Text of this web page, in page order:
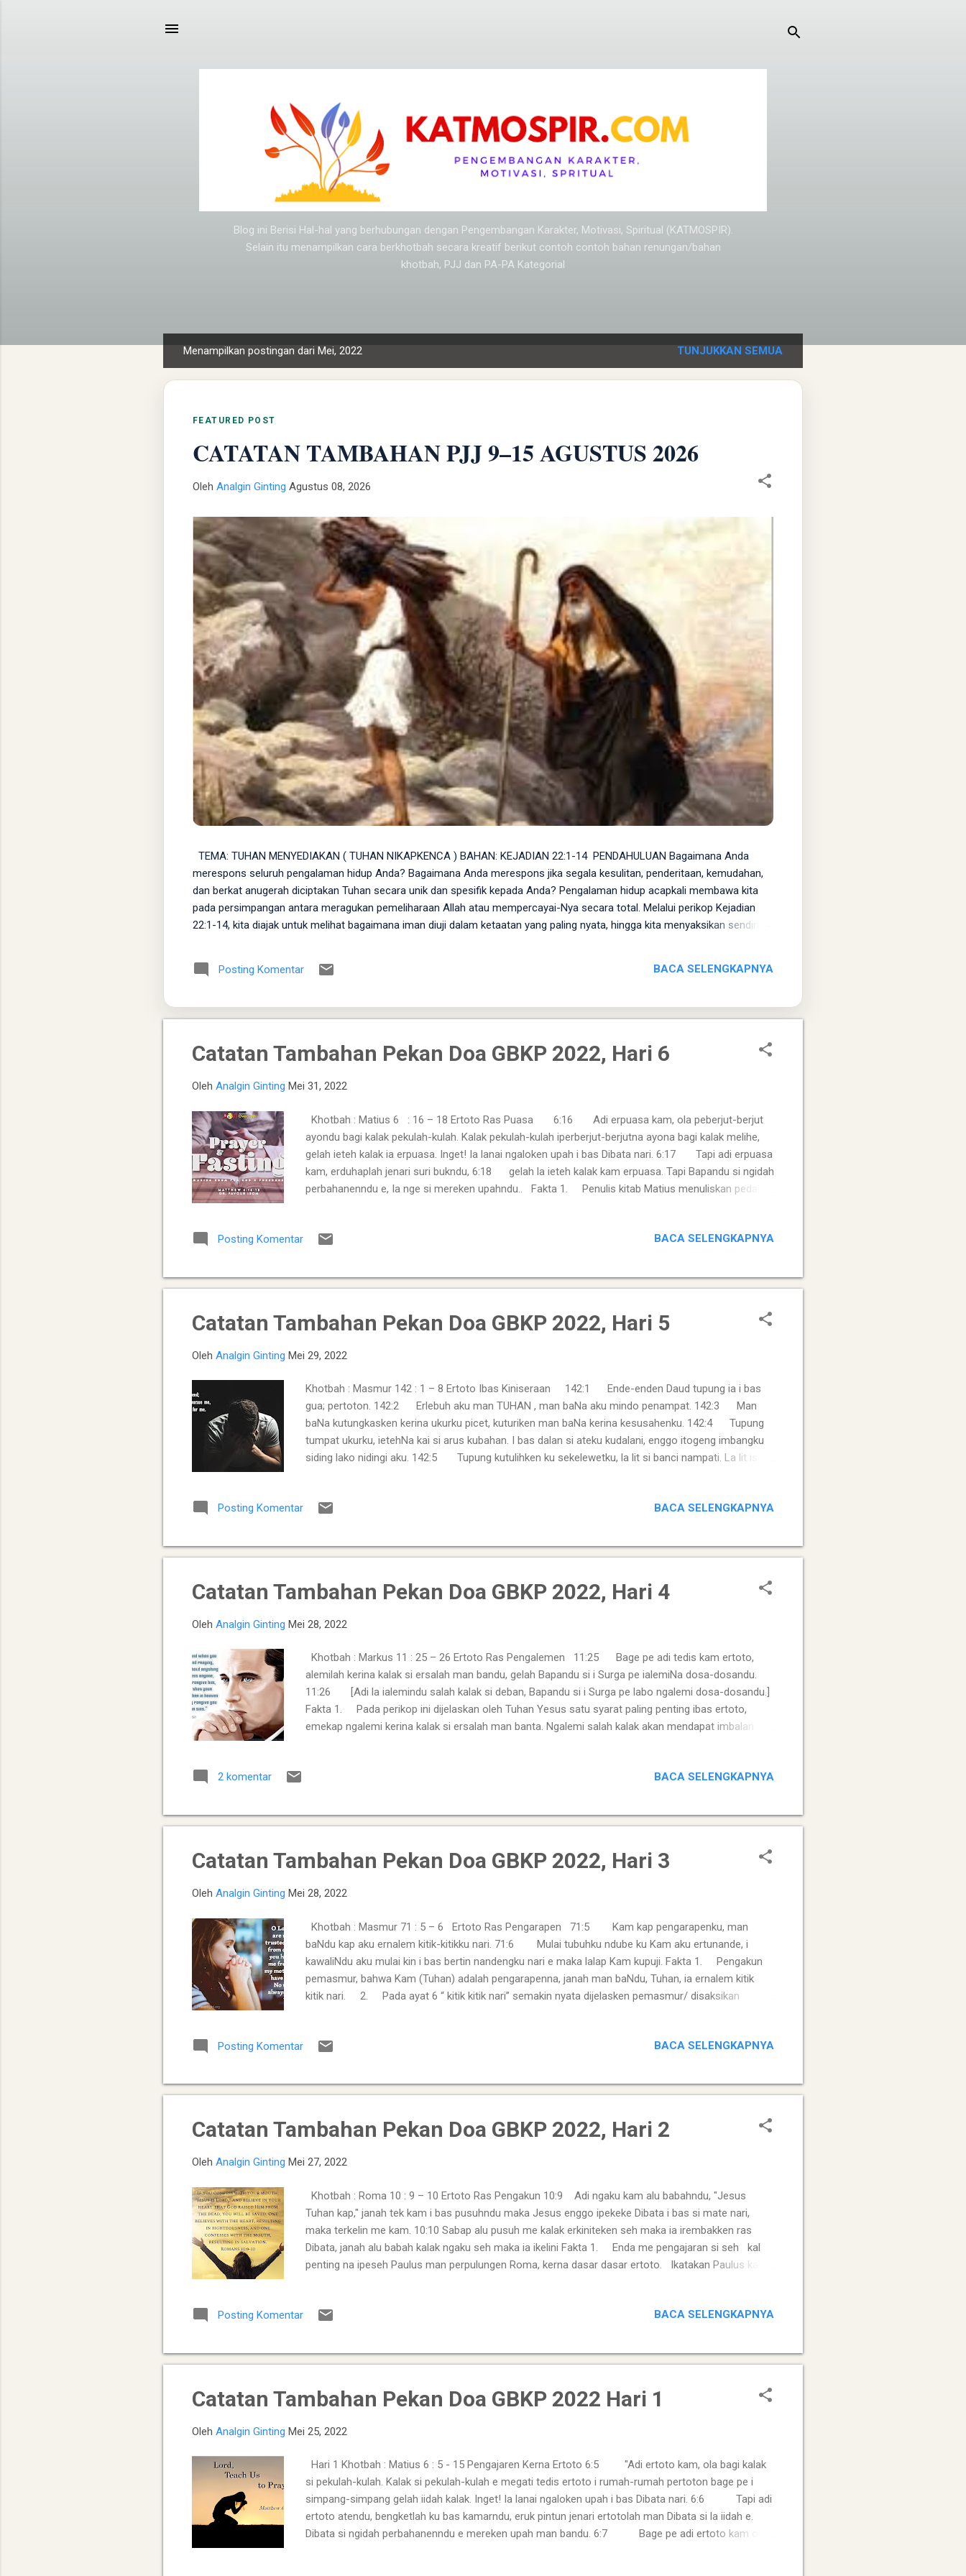
Blog ini Berisi Hal-hal yang berhubungan dengan Pengembangan Karakter, Motivasi, Spiritual (KATMOSPIR).
Selain itu menampilkan cara berkhotbah secara kreatif berikut contoh contoh bahan renungan/bahan
khotbah, PJJ dan PA-PA Kategorial
s
Menampilkan postingan dari Mei, 2022 TUNJUKKAN SEMUA
FEATURED POST
CATATAN TAMBAHAN PJJ 9–15 AGUSTUS 2026
Oleh Analgin Ginting Agustus 08, 2026
TEMA: TUHAN MENYEDIAKAN ( TUHAN NIKAPKENCA ) BAHAN: KEJADIAN 22:1-14 ​ PENDAHULUAN Bagaimana Anda
merespons seluruh pengalaman hidup Anda? Bagaimana Anda merespons jika segala kesulitan, penderitaan, kemudahan,
dan berkat anugerah diciptakan Tuhan secara unik dan spesifik kepada Anda? Pengalaman hidup acapkali membawa kita
pada persimpangan antara meragukan pemeliharaan Allah atau mempercayai-Nya secara total. Melalui perikop Kejadian
22:1-14, kita diajak untuk melihat bagaimana iman diuji dalam ketaatan yang paling nyata, hingga kita menyaksikan sendiri
tanah Moria. ​ Ketaatan Tanpa Menunda: Abraham bangun pagi-pagi, mempersiapkan segala kebutuhan (keledai, kayu,
Posting Komentar BACA SELENGKAPNYA
Catatan Tambahan Pekan Doa GBKP 2022, Hari 6
Oleh Analgin Ginting Mei 31, 2022
Khotbah : Matius 6 : 16 – 18 Ertoto Ras Puasa 6:16 Adi erpuasa kam, ola peberjut-berjut
ayondu bagi kalak pekulah-kulah. Kalak pekulah-kulah iperberjut-berjutna ayona bagi kalak melihe,
gelah ieteh kalak ia erpuasa. Inget! Ia lanai ngaloken upah i bas Dibata nari. 6:17 Tapi adi erpuasa
kam, erduhaplah jenari suri bukndu, 6:18 gelah la ieteh kalak kam erpuasa. Tapi Bapandu si ngidah
perbahanenndu e, Ia nge si mereken upahndu.. Fakta 1. Penulis kitab Matius menuliskan pedah
berjutna ayona bagi kalak melihe, gelah ieteh kalak ia erpuasa. Ia lanai ngaloken upah bas Dibata nari
Posting Komentar BACA SELENGKAPNYA
Catatan Tambahan Pekan Doa GBKP 2022, Hari 5
Oleh Analgin Ginting Mei 29, 2022
Khotbah : Masmur 142 : 1 – 8 Ertoto Ibas Kiniseraan 142:1 Ende-enden Daud tupung ia i bas
gua; pertoton. 142:2 Erlebuh aku man TUHAN , man baNa aku mindo penampat. 142:3 Man
baNa kutungkasken kerina ukurku picet, kuturiken man baNa kerina kesusahenku. 142:4 Tupung
tumpat ukurku, ietehNa kai si arus kubahan. I bas dalan si ateku kudalani, enggo itogeng imbangku
siding lako nidingi aku. 142:5 Tupung kutulihken ku sekelewetku, la lit si banci nampati. La lit ise
enda. 142:7 Dengkehken min penderkuhku mindo penampat, enggo gedap aku i bas ukurku gulut.
Posting Komentar BACA SELENGKAPNYA
Catatan Tambahan Pekan Doa GBKP 2022, Hari 4
Oleh Analgin Ginting Mei 28, 2022
Khotbah : Markus 11 : 25 – 26 Ertoto Ras Pengalemen 11:25 Bage pe adi tedis kam ertoto,
alemilah kerina kalak si ersalah man bandu, gelah Bapandu si i Surga pe ialemiNa dosa-dosandu.
11:26 [Adi la ialemindu salah kalak si deban, Bapandu si i Surga pe labo ngalemi dosa-dosandu.]
Fakta 1. Pada perikop ini dijelaskan oleh Tuhan Yesus satu syarat paling penting ibas ertoto,
emekap ngalemi kerina kalak si ersalah man banta. Ngalemi salah kalak akan mendapat imbalan
labo ngalemi dosa dosandu. Singkat dan jelas namun sangat tegas dan penuh dengan nilai
2 komentar BACA SELENGKAPNYA
Catatan Tambahan Pekan Doa GBKP 2022, Hari 3
Oleh Analgin Ginting Mei 28, 2022
Khotbah : Masmur 71 : 5 – 6 Ertoto Ras Pengarapen 71:5 Kam kap pengarapenku, man
baNdu kap aku ernalem kitik-kitikku nari. 71:6 Mulai tubuhku ndube ku Kam aku ertunande, i
kawaliNdu aku mulai kin i bas bertin nandengku nari e maka lalap Kam kupuji. Fakta 1. Pengakun
pemasmur, bahwa Kam (Tuhan) adalah pengarapenna, janah man baNdu, Tuhan, ia ernalem kitik
kitik nari. 2. Pada ayat 6 “ kitik kitik nari” semakin nyata dijelasken pemasmur/ disaksikan
isaksikenna maka emaka lalap ipujina Tuhan Dibata. Sumber photo : https://www.heartlight.org/
Posting Komentar BACA SELENGKAPNYA
Catatan Tambahan Pekan Doa GBKP 2022, Hari 2
Oleh Analgin Ginting Mei 27, 2022
Khotbah : Roma 10 : 9 – 10 Ertoto Ras Pengakun 10:9 Adi ngaku kam alu babahndu, "Jesus
Tuhan kap," janah tek kam i bas pusuhndu maka Jesus enggo ipekeke Dibata i bas si mate nari,
maka terkelin me kam. 10:10 Sabap alu pusuh me kalak erkiniteken seh maka ia irembakken ras
Dibata, janah alu babah kalak ngaku seh maka ia ikelini Fakta 1. Enda me pengajaran si seh kal
penting na ipeseh Paulus man perpulungen Roma, kerna dasar dasar ertoto. Ikatakan Paulus kalak
irembakken ras Dibata, janah arah babah ia ngaku seh maka ia ikelini. Sumber Photo
Posting Komentar BACA SELENGKAPNYA
Catatan Tambahan Pekan Doa GBKP 2022 Hari 1
Oleh Analgin Ginting Mei 25, 2022
Hari 1 Khotbah : Matius 6 : 5 - 15 Pengajaren Kerna Ertoto 6:5 "Adi ertoto kam, ola bagi kalak
si pekulah-kulah. Kalak si pekulah-kulah e megati tedis ertoto i rumah-rumah pertoton bage pe i
simpang-simpang gelah iidah kalak. Inget! Ia lanai ngaloken upah i bas Dibata nari. 6:6 Tapi adi
ertoto atendu, bengketlah ku bas kamarndu, eruk pintun jenari ertotolah man Dibata si la iidah e.
Dibata si ngidah perbahanenndu e mereken upah man bandu. 6:7 Bage pe adi ertoto kam ola